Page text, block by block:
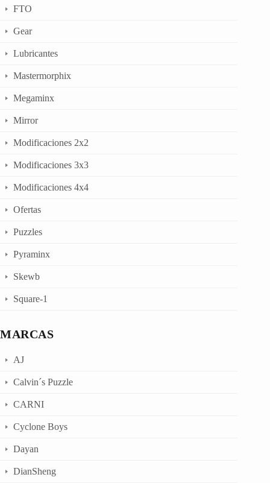
FTO
Gear
Lubricantes
Mastermorphix
Megaminx
Mirror
Modificaciones 2x2
Modificaciones 3x3
Modificaciones 4x4
Ofertas
Puzzles
Pyraminx
Skewb
Square-1
MARCAS
AJ
Calvin´s Puzzle
CARNI
Cyclone Boys
Dayan
DianSheng